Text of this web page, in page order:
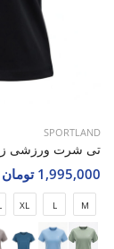
SPORTLAND
1,995,000 تومان
M
L
XL